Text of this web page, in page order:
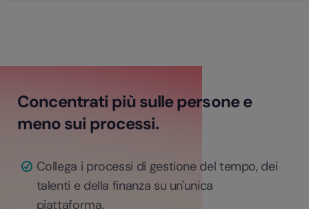
Concentrati più sulle persone e
meno sui processi.
Collega i processi di gestione del tempo, dei
talenti e della finanza su un'unica
piattaforma.